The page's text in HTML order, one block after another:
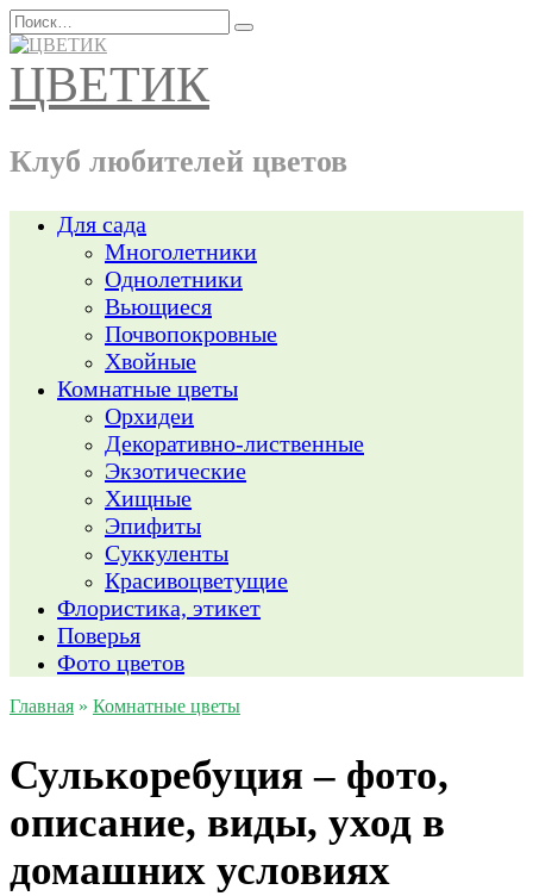
Перейти
к
содержанию
Search
for:
ЦВЕТИК
Клуб любителей цветов
Для сада
Многолетники
Однолетники
Вьющиеся
Почвопокровные
Хвойные
Комнатные цветы
Орхидеи
Декоративно-лиственные
Экзотические
Хищные
Эпифиты
Суккуленты
Красивоцветущие
Флористика, этикет
Поверья
Фото цветов
Главная » Комнатные цветы
Сулькоребуция – фото,
описание, виды, уход в
домашних условиях